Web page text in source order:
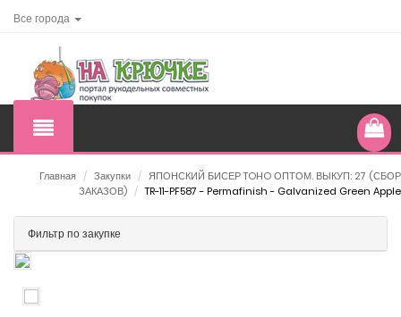
Все города
Главная / Закупки / ЯПОНСКИЙ БИСЕР TOHO ОПТОМ. ВЫКУП: 27 (СБОР
ЗАКАЗОВ) / TR-11-PF587 - Permafinish - Galvanized Green Apple
Фильтр по закупке